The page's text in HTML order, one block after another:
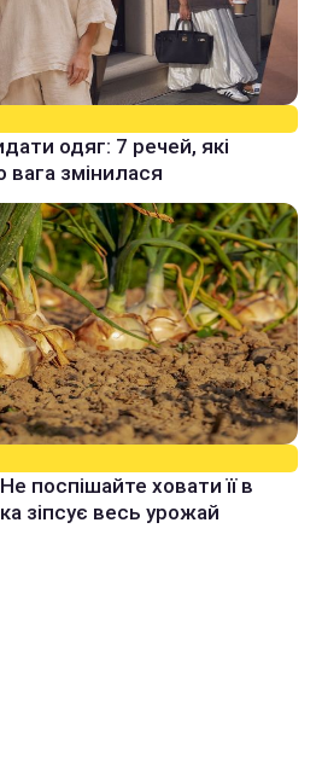
одяг: 7 речей, які
змінилася
поспішайте ховати її в
зіпсує весь урожай